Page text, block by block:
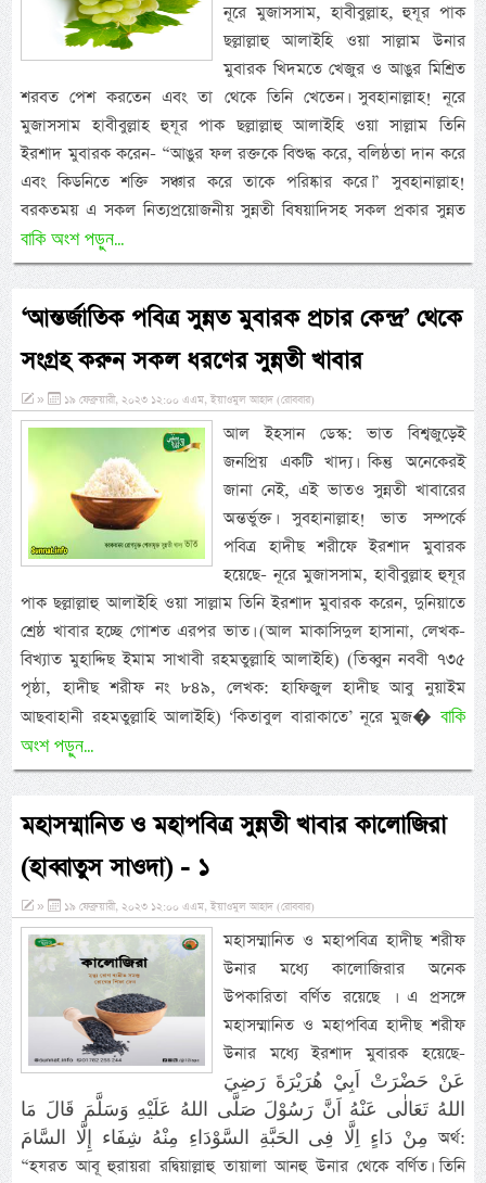
নূরে মুজাসসাম, হাবীবুল্লাহ, হুযূর পাক
ছল্লাল্লাহু আলাইহি ওয়া সাল্লাম উনার
মুবারক খিদমতে খেজুর ও আঙুর মিশ্রিত
শরবত পেশ করতেন এবং তা থেকে তিনি খেতেন। সুবহানাল্লাহ! নূরে
মুজাসসাম হাবীবুল্লাহ হুযূর পাক ছল্লাল্লাহু আলাইহি ওয়া সাল্লাম তিনি
ইরশাদ মুবারক করেন- “আঙুর ফল রক্তকে বিশুদ্ধ করে, বলিষ্ঠতা দান করে
এবং কিডনিতে শক্তি সঞ্চার করে তাকে পরিষ্কার করে।” সুবহানাল্লাহ!
বরকতময় এ সকল নিত্যপ্রয়োজনীয় সুন্নতী বিষয়াদিসহ সকল প্রকার সুন্নত
বাকি অংশ পড়ুন...
‘আন্তর্জাতিক পবিত্র সুন্নত মুবারক প্রচার কেন্দ্র’ থেকে
সংগ্রহ করুন সকল ধরণের সুন্নতী খাবার
» ১৯ ফেব্রুয়ারী, ২০২৩ ১২:০০ এএম, ইয়াওমুল আহাদ (রোববার)
আল ইহসান ডেস্ক: ভাত বিশ্বজুড়েই
জনপ্রিয় একটি খাদ্য। কিন্তু অনেকেরই
জানা নেই, এই ভাতও সুন্নতী খাবারের
অন্তর্ভুক্ত। সুবহানাল্লাহ! ভাত সম্পর্কে
পবিত্র হাদীছ শরীফে ইরশাদ মুবারক
হয়েছে- নূরে মুজাসসাম, হাবীবুল্লাহ হুযূর
পাক ছল্লাল্লাহু আলাইহি ওয়া সাল্লাম তিনি ইরশাদ মুবারক করেন, দুনিয়াতে
শ্রেষ্ঠ খাবার হচ্ছে গোশত এরপর ভাত। (আল মাকাসিদুল হাসানা, লেখক-
বিখ্যাত মুহাদ্দিছ ইমাম সাখাবী রহমতুল্লাহি আলাইহি) (তিব্বুন নববী ৭৩৫
পৃষ্ঠা, হাদীছ শরীফ নং ৮৪৯, লেখক: হাফিজুল হাদীছ আবু নুয়াইম
আছবাহানী রহমতুল্লাহি আলাইহি) ‘কিতাবুল বারাকাতে’ নূরে মুজ� বাকি
অংশ পড়ুন...
মহাসম্মানিত ও মহাপবিত্র সুন্নতী খাবার কালোজিরা
(হাব্বাতুস সাওদা) - ১
» ১৯ ফেব্রুয়ারী, ২০২৩ ১২:০০ এএম, ইয়াওমুল আহাদ (রোববার)
মহাসম্মানিত ও মহাপবিত্র হাদীছ শরীফ
উনার মধ্যে কালোজিরার অনেক
উপকারিতা বর্ণিত রয়েছে । এ প্রসঙ্গে
মহাসম্মানিত ও মহাপবিত্র হাদীছ শরীফ
উনার মধ্যে ইরশাদ মুবারক হয়েছে-
عَنْ حَضْرَتْ اَبِيْ هُرَيْرَةَ رَضِيَ
اللهُ تَعَالٰى عَنْهُ اَنَّ رَسُوْلَ صَلَّى اللهُ عَلَيْهِ وَسَلَّمَ قَالَ مَا
مِنْ دَاءٍ اِلَّا فِى الحَبَّةِ السَّوْدَاءِ مِنْهُ شِفَاء إِلَّا السَّامَ অর্থ:
“হযরত আবূ হুরায়রা রদ্বিয়াল্লাহু তায়ালা আনহু উনার থেকে বর্ণিত। তিনি